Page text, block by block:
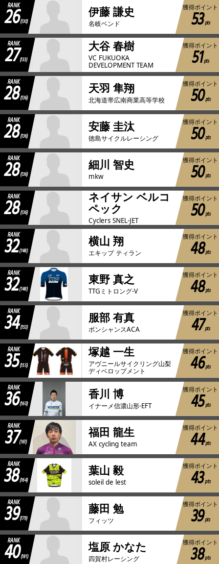
RANK
26(130)
伊藤 謙史
名岐ベンド
獲得ポイント
53pts
RANK
27 (133)
大谷 春樹
VC FUKUOKA
DEVELOPMENT TEAM
獲得ポイント
51pts
RANK
28(136)
天羽 隼翔
北海道帯広南商業高等学校
獲得ポイント
50pts
RANK
28(136)
安藤 圭汰
徳島サイクルレーシング
獲得ポイント
50pts
RANK
28(136)
細川 智史
mkw
獲得ポイント
50pts
RANK
28(136)
ネイサン ベルコ
ペック
Cyclers SNEL-JET
獲得ポイント
50pts
RANK
32(148)
横山 翔
エキップ ティラン
獲得ポイント
48pts
RANK
32(148)
東野 真之
TTGミトロング-V
獲得ポイント
48pts
RANK
34(153)
服部 有真
ボンシャンスACA
獲得ポイント
47pts
RANK
35(155)
塚越 一生
アヴニールサイクリング山梨
ディベロップメント
獲得ポイント
46pts
RANK
36(160)
香川 博
イナーメ信濃山形-EFT
獲得ポイント
45pts
RANK
37(161)
福田 龍生
AX cycling team
獲得ポイント
44pts
RANK
38(164)
葉山 毅
soleil de lest
獲得ポイント
43pts
RANK
39(179)
藤田 勉
フィッツ
獲得ポイント
39pts
RANK
40(181)
塩原 かなた
四賀村レーシング
獲得ポイント
38pts